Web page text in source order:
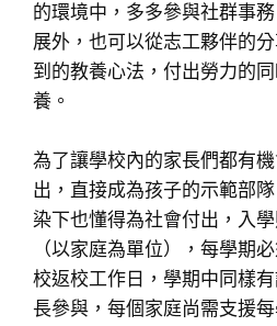
的環境中，多多參與社群事
展外，也可以從志工夥伴的
到的教養心法，付出勞力的
養。
為了讓學校內的家長們都有
出，直接成為孩子的示範部
染下也懂得為社會付出，入
（以家庭為單位），每學期
校返校工作日，學期中同樣
長參與，每個家庭尚需支援